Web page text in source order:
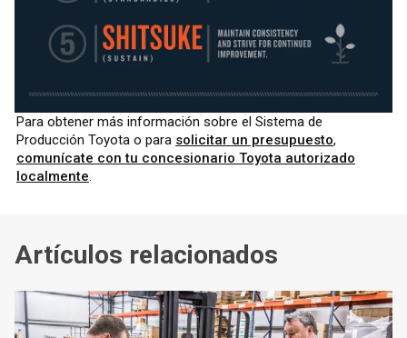
Para obtener más información sobre el Sistema de
Producción Toyota o para solicitar un presupuesto,
comunícate con tu concesionario Toyota autorizado
localmente.
Artículos relacionados